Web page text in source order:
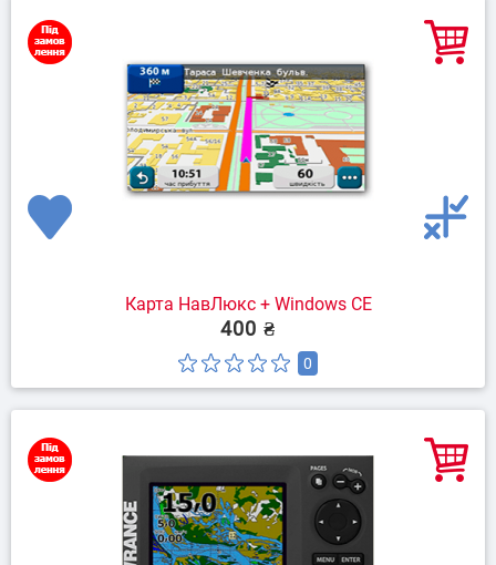
Карта НавЛюкс + Windows CE
400 ₴
0